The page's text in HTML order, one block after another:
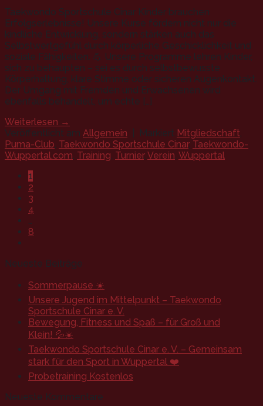
Taekwondo Sportschule Cinar Kinder brauchen
Erfolgserlebnisse! Unsere Kurse fördern nicht nur die
kindliche Entwicklung, sondern stärken auch das
Selbstwertgefühl durch körperliche Geschicklichkeit und
soziale Fähigkeiten. 💪 Unsere Programme lehren Kinder,
sich zu behaupten – sei es durch selbstbewusste
Körperhaltung, klare Stimme oder sicheren Augenkontakt.
Der Umgang mit Fremden und Erwachsenen wird
ebenfalls behandelt, um echte […]
Weiterlesen →
Veröffentlicht am Allgemein Markiert Mitgliedschaft,
Puma-Club, Taekwondo Sportschule Cinar, Taekwondo-
Wuppertal.com, Training, Turnier, Verein, Wuppertal
1
2
3
4
…
8
Neueste Beiträge
Sommerpause ☀️
Unsere Jugend im Mittelpunkt – Taekwondo
Sportschule Cinar e. V.
Bewegung, Fitness und Spaß – für Groß und
Klein! 💦☀️
Taekwondo Sportschule Cinar e. V. – Gemeinsam
stark für den Sport in Wuppertal ❤️
Probetraining Kostenlos
Neueste Kommentare